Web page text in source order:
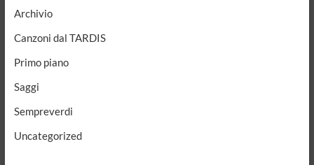
Archivio
Canzoni dal TARDIS
Primo piano
Saggi
Sempreverdi
Uncategorized